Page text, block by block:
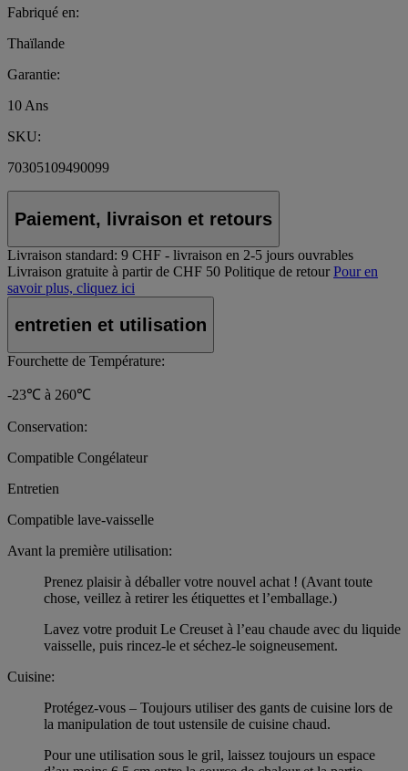
Fabriqué en:
Thaïlande
Garantie:
10 Ans
SKU:
70305109490099
Paiement, livraison et retours
Livraison standard: 9 CHF - livraison en 2-5 jours ouvrables
Livraison gratuite à partir de CHF 50 Politique de retour Pour en
savoir plus, cliquez ici
entretien et utilisation
Fourchette de Température:
-23℃ à 260℃
Conservation:
Compatible Congélateur
Entretien
Compatible lave-vaisselle
Avant la première utilisation:
Prenez plaisir à déballer votre nouvel achat ! (Avant toute
chose, veillez à retirer les étiquettes et l’emballage.)
Lavez votre produit Le Creuset à l’eau chaude avec du liquide
vaisselle, puis rincez-le et séchez-le soigneusement.
Cuisine:
Protégez-vous – Toujours utiliser des gants de cuisine lors de
la manipulation de tout ustensile de cuisine chaud.
Pour une utilisation sous le gril, laissez toujours un espace